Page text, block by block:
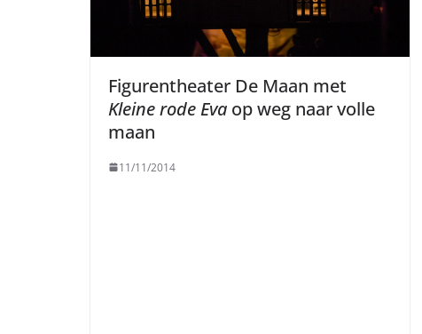
Figurentheater De Maan met
Kleine rode Eva op weg naar volle
maan
11/11/2014